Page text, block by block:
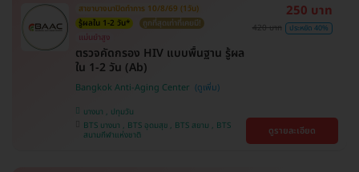
สาขาบางนาปิดทำการ 10/8/69 (1วัน)
รู้ผลใน 1-2 วัน*
ถูกที่สุดเท่าที่เคยมี!
แม่นยำสูง
ตรวจคัดกรอง HIV แบบพื้นฐาน รู้ผล
ใน 1-2 วัน (Ab)
Bangkok Anti-Aging Center
บางนา , ปทุมวัน
BTS บางนา , BTS อุดมสุข , BTS สยาม , BTS
สนามกีฬาแห่งชาติ
250 บาท
420 บาท ประหยัด 40%
ดูรายละเอียด